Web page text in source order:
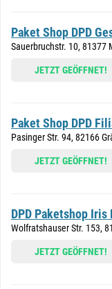
Paket Shop DPD
Sauerbruchstr. 10, 81377
JETZT GEÖFFNET!
Paket Shop DPD
Pasinger Str. 94, 82166
JETZT GEÖFFNET!
DPD Paketshop Iris
Wolfratshauser Str. 153,
JETZT GEÖFFNET!